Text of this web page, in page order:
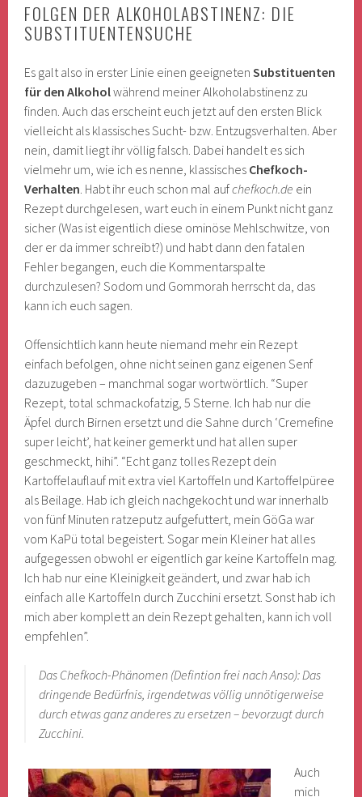
FOLGEN DER ALKOHOLABSTINENZ: DIE
SUBSTITUENTENSUCHE
Es galt also in erster Linie einen geeignetenSubstituenten
für den Alkoholwährend meiner Alkoholabstinenz zu
finden. Auch das erscheint euch jetzt auf den ersten Blick
vielleicht als klassisches Sucht- bzw. Entzugsverhalten. Aber
nein, damit liegt ihr völlig falsch. Dabei handelt es sich
vielmehr um, wie ich es nenne, klassisches Chefkoch-
Verhalten. Habt ihr euch schon mal aufchefkoch.de ein
Rezept durchgelesen, wart euch in einem Punkt nicht ganz
sicher (Was ist eigentlich diese ominöse Mehlschwitze, von
der er da immer schreibt?) und habt dann den fatalen
Fehler begangen, euch die Kommentarspalte
durchzulesen? Sodom und Gommorah herrscht da, das
kann ich euch sagen.
Offensichtlich kann heute niemand mehr ein Rezept
einfach befolgen, ohne nicht seinen ganz eigenen Senf
dazuzugeben – manchmal sogar wortwörtlich. “Super
Rezept, total schmackofatzig, 5 Sterne. Ich hab nur die
Äpfel durch Birnen ersetzt und die Sahne durch ‘Cremefine
super leicht’, hat keiner gemerkt und hat allen super
geschmeckt, hihi”. “Echt ganz tolles Rezept dein
Kartoffelauflauf mit extra viel Kartoffeln und Kartoffelpüree
als Beilage. Hab ich gleich nachgekocht und war innerhalb
von fünf Minuten ratzeputz aufgefuttert, mein GöGa war
vom KaPü total begeistert. Sogar mein Kleiner hat alles
aufgegessen obwohl er eigentlich gar keine Kartoffeln mag.
Ich hab nur eine Kleinigkeit geändert, und zwar hab ich
einfach alle Kartoffeln durch Zucchini ersetzt. Sonst hab ich
mich aber komplett an dein Rezept gehalten, kann ich voll
empfehlen”.
Das Chefkoch-Phänomen (Defintion frei nach Anso): Das
dringende Bedürfnis, irgendetwas völlig unnötigerweise
durch etwas ganz anderes zu ersetzen – bevorzugt durch
Zucchini.
Auch
mich